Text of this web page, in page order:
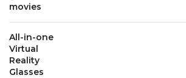
movies
All-in-one
Virtual
Reality
Glasses